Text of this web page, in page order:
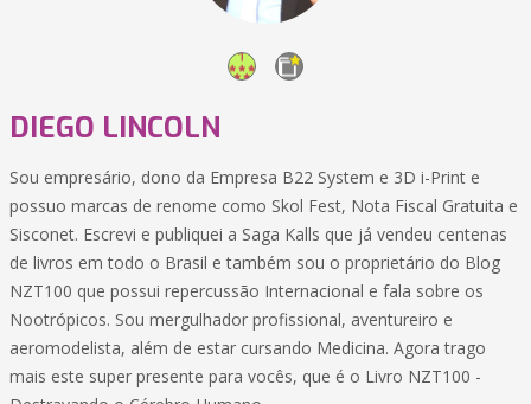
DIEGO LINCOLN
Sou empresário, dono da Empresa B22 System e 3D i-Print e
possuo marcas de renome como Skol Fest, Nota Fiscal Gratuita e
Sisconet. Escrevi e publiquei a Saga Kalls que já vendeu centenas
de livros em todo o Brasil e também sou o proprietário do Blog
NZT100 que possui repercussão Internacional e fala sobre os
Nootrópicos. Sou mergulhador profissional, aventureiro e
aeromodelista, além de estar cursando Medicina. Agora trago
mais este super presente para vocês, que é o Livro NZT100 -